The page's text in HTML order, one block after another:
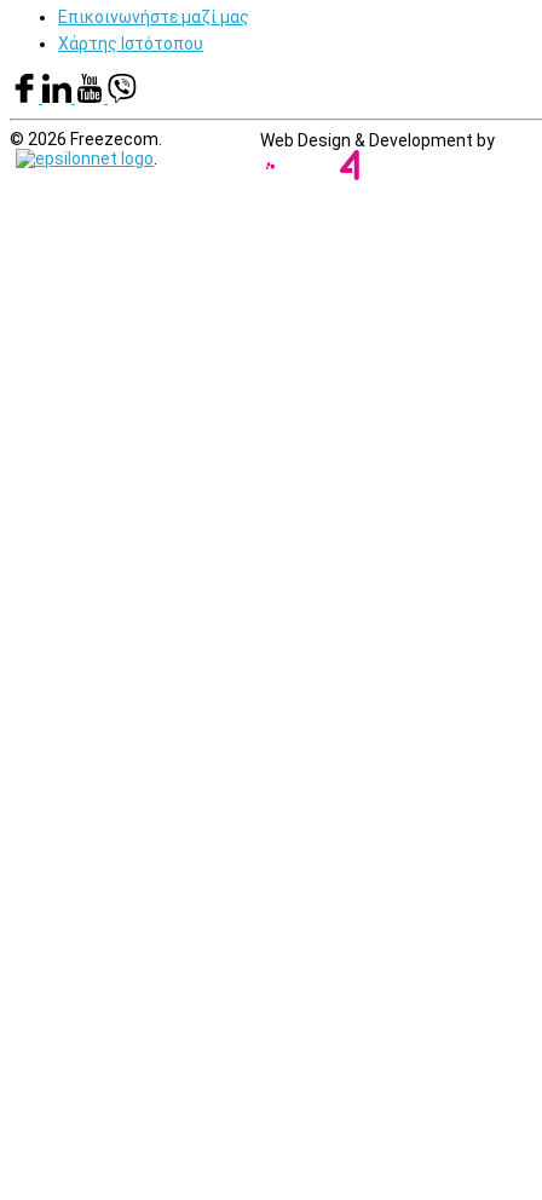
Επικοινωνήστε μαζί μας
Χάρτης Ιστότοπου
© 2026 Freezecom.
Web Design & Development by